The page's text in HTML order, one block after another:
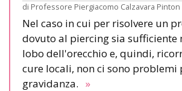
di Professore Piergiacomo Calzavara Pinton
Nel caso in cui per risolvere un
dovuto al piercing sia sufficiente
lobo dell'orecchio e, quindi,
cure locali, non ci sono problemi
gravidanza. »